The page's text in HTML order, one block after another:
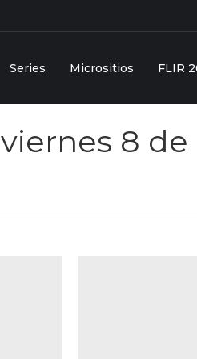
Series Micrositios FLIR
viernes 8 de